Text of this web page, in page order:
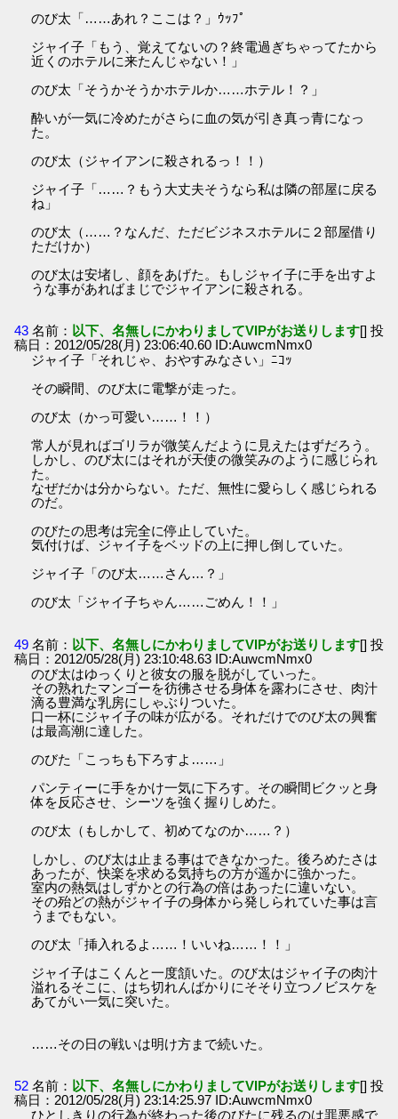
のび太「……あれ？ここは？」ｳｯﾌﾟ
ジャイ子「もう、覚えてないの？終電過ぎちゃってたから
近くのホテルに来たんじゃない！」
のび太「そうかそうかホテルか……ホテル！？」
酔いが一気に冷めたがさらに血の気が引き真っ青になっ
た。
のび太（ジャイアンに殺されるっ！！）
ジャイ子「……？もう大丈夫そうなら私は隣の部屋に戻る
ね」
のび太（……？なんだ、ただビジネスホテルに２部屋借り
ただけか）
のび太は安堵し、顔をあげた。もしジャイ子に手を出すよ
うな事があればまじでジャイアンに殺される。
43 名前： 以下、名無しにかわりましてVIPがお送りします[] 投
稿日：2012/05/28(月) 23:06:40.60 ID:AuwcmNmx0
ジャイ子「それじゃ、おやすみなさい」ﾆｺｯ
その瞬間、のび太に電撃が走った。
のび太（かっ可愛い……！！）
常人が見ればゴリラが微笑んだように見えたはずだろう。
しかし、のび太にはそれが天使の微笑みのように感じられ
た。
なぜだかは分からない。ただ、無性に愛らしく感じられる
のだ。
のびたの思考は完全に停止していた。
気付けば、ジャイ子をベッドの上に押し倒していた。
ジャイ子「のび太……さん…？」
のび太「ジャイ子ちゃん……ごめん！！」
49 名前： 以下、名無しにかわりましてVIPがお送りします[] 投
稿日：2012/05/28(月) 23:10:48.63 ID:AuwcmNmx0
のび太はゆっくりと彼女の服を脱がしていった。
その熟れたマンゴーを彷彿させる身体を露わにさせ、肉汁
滴る豊満な乳房にしゃぶりついた。
口一杯にジャイ子の味が広がる。それだけでのび太の興奮
は最高潮に達した。
のびた「こっちも下ろすよ……」
パンティーに手をかけ一気に下ろす。その瞬間ビクッと身
体を反応させ、シーツを強く握りしめた。
のび太（もしかして、初めてなのか……？）
しかし、のび太は止まる事はできなかった。後ろめたさは
あったが、快楽を求める気持ちの方が遥かに強かった。
室内の熱気はしずかとの行為の倍はあったに違いない。
その殆どの熱がジャイ子の身体から発しられていた事は言
うまでもない。
のび太「挿入れるよ……！いいね……！！」
ジャイ子はこくんと一度頷いた。のび太はジャイ子の肉汁
溢れるそこに、はち切れんばかりにそそり立つノビスケを
あてがい一気に突いた。
……その日の戦いは明け方まで続いた。
52 名前： 以下、名無しにかわりましてVIPがお送りします[] 投
稿日：2012/05/28(月) 23:14:25.97 ID:AuwcmNmx0
ひとしきりの行為が終わった後のびたに残るのは罪悪感で